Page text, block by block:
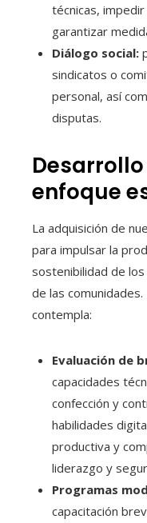
técnicas,
garantizar
Diálogo social:
sindicatos o
personal, así
disputas.
enfoque
La adquisición de
para impulsar la
sostenibilidad de
de las
contempla:
Evaluación de
capacidades
confección y
habilidades
productiva y
liderazgo y
Programas
capacitación